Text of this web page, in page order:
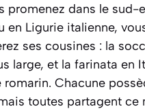
promenez dans le sud-
en Ligurie italienne,
ses cousines : la
large, et la farinata en
romarin. Chacune
toutes partagent ce